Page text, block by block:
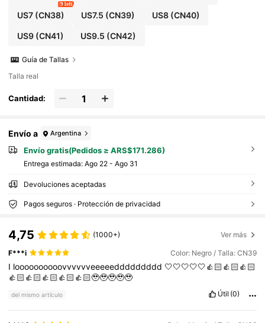
US7(CN38)
9 left
US7.5 (CN39) US8(CN40)
US9(CN41) US9.5 (CN42)
Guía de Tallas
Talla real
Cantidad:
Envío a Argentina
Envío gratis(Pedidos ≥ ARS$171.286)
Entrega estimada: Ago 22 - Ago 31
Devoluciones aceptadas
Pagos seguros · Protección de privacidad
4,75 (1000+) Ver más
F***i Color: Negro / Talla: CN39
I loooooooooovvvvvveeeeeddddddddd🤍🤍🤍🤍🤍👍🏻👍🏻👍🏻
👍🏻👍🏻👍🏻👍🏻👍🏻🥹🥹🥹🥹🥹
del mismo artículo Útil (0)